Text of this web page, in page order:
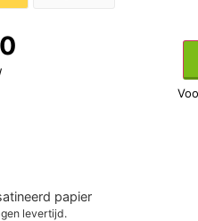
papier
levertijd.